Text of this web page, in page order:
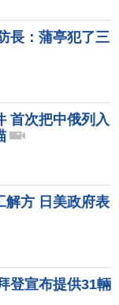
長：蒲亭犯了三
首次把中俄列入
解方 日美政府表
登宣布提供31輛